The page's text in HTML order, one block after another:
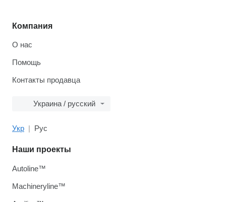
Компания
О нас
Помощь
Контакты продавца
Украина / русский
Укр Рус
Наши проекты
Autoline™
Machineryline™